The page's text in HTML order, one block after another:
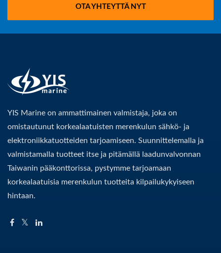
OTA YHTEYTTÄ NYT
YIS Marine on ammattimainen valmistaja, joka on
omistautunut korkealaatuisten merenkulun sähkö- ja
elektroniikkatuotteiden tarjoamiseen. Suunnittelemalla ja
valmistamalla tuotteet itse ja pitämällä laadunvalvonnan
Taiwanin pääkonttorissa, pystymme tarjoamaan
korkealaatuisia merenkulun tuotteita kilpailukykyiseen
hintaan.